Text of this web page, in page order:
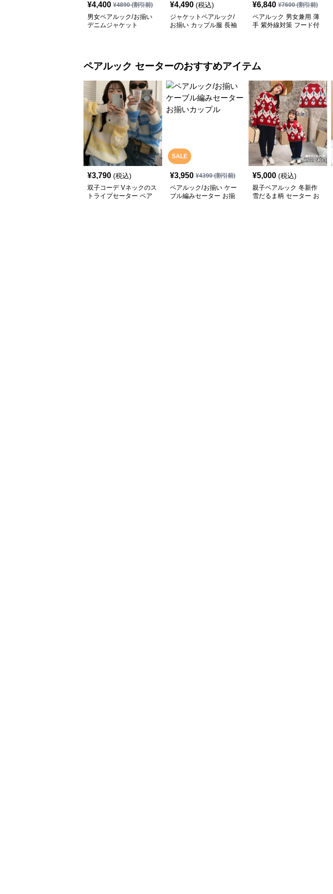
¥4,400 ¥4890(割引前)
男女ペアルック/お揃い
デニムジャケット
¥4,490 (税込)
ジャケットペアルック/
お揃い カップル服 長袖
¥6,840 ¥7600(割引前)
ペアルック 男女兼用 薄
手 紫外線対策 フード付
ペアルック セーターのおすすめアイテム
¥3,790 (税込)
双子コーデ Vネックのス
トライプセーター ペア
SALE
¥3,950 ¥4390(割引前)
ペアルック/お揃い ケー
ブル編みセーター お揃
¥5,000 (税込)
親子ペアルック 冬新作
雪だるま柄 セーター お